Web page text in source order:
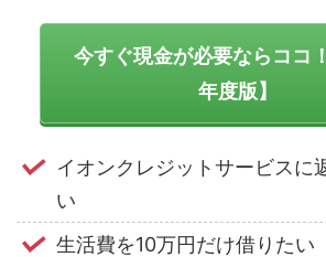
今すぐ現金が必要ならココ
年度版】
イオンクレジットサービスに
い
生活費を10万円だけ借りたい